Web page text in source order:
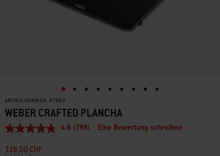
ARTIKELNUMMER: #7682
WEBER CRAFTED PLANCHA
4.8
5
4.8 (798) Eine Bewertung schreiben
119,00 CHF